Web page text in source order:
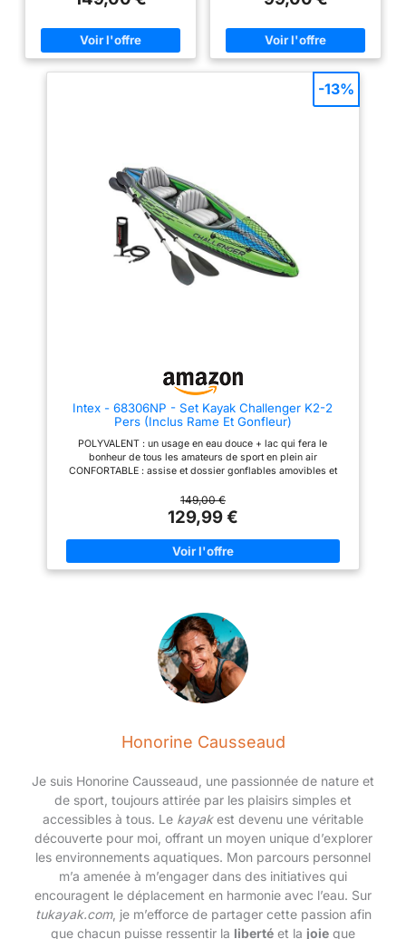
perle extérieure et fond
en point de chute de
haute qualité pour une
rigiditéélevée.
avirons, une pompe, une corde
d'arrimage et un kit de
réparation
sur l'eau Bleu Taille
manipulation facile rend le
kayak idéal pour les débutants,
la forme large garantit une
manipulation sûre sur l'eau
Matériaux durables : le canoë a
une coque extérieure en PVC
sièges de kayak inclus sont
gonflables, faciles à régler ou à
enlever, ils offrent un grand
confort lors du kayak.
Dimensions du kayak gonflé :
312 x 92 cm - Poids : 8 kg -
Intex - 68306NP - Set Kayak Challenger K2-2
Pers (Inclus Rame Et Gonfleur)
POLYVALENT : un usage en eau douce + lac qui fera le
bonheur de tous les amateurs de sport en plein air
CONFORTABLE : assise et dossier gonflables amovibles et
facilement transportable grâce à son sac de transport inclus
SOLIDITÉ : sa structure en vinyle renforcé permet au kayak de
résister à la plupart des évènements et perdurer à travers les
saisons ACCESSOIRES : inclus rames et gonfleur manuel
Remarque : Si votre kayak semble un peu mou, ce n'est peut-
être pas à cause d'une fuite. Si le kayak a été gonflé en fin de
pendant la nuit. L'air plus froid exerce La pression exercée par
l'air froid sur la coque est moindre et celle-ci peut sembler
molle le lendemain matin. S'il n'y a pas eu de variation de
température, vous devez commencer à chercher une fuite : -
Examinez votre kayak à quelques mètres de distance.
Retournez-le et examinez attentivement l'extérieur.
149,00 €
129,99 €
-13%
Honorine Causseaud
Je suis Honorine Causseaud, une passionnée de nature et
de sport, toujours attirée par les plaisirs simples et
accessibles à tous. Le kayakest devenu une véritable
découverte pour moi, offrant un moyen unique d’explorer
les environnements aquatiques. Mon parcours personnel
m’a amenée à m’engager dans des initiatives qui
encouragent le déplacement en harmonie avec l’eau. Sur
tukayak.com, je m’efforce de partager cette passion afin
que chacun puisse ressentir la liberté et la joie que